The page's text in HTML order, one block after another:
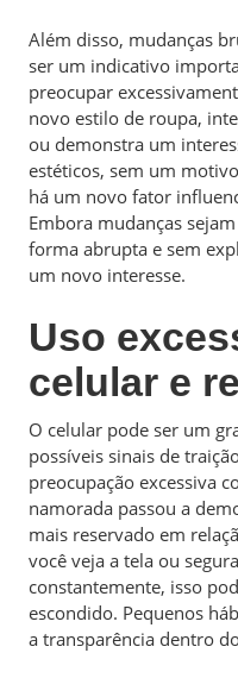
Além disso, mudanças
ser um indicativo
preocupar
novo estilo de roupa,
ou demonstra um
estéticos, sem um
há um novo fator
Embora mudanças
forma abrupta e sem
um novo interesse.
Uso
celular e
O celular pode ser um
possíveis sinais de
preocupação excessiva
namorada passou a
mais reservado em
você veja a tela ou
constantemente, isso
escondido. Pequenos
a transparência dentro